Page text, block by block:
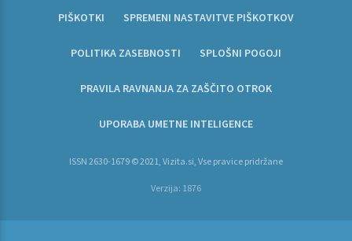
PIŠKOTKI SPREMENI NASTAVITVE PIŠKOTKOV
POLITIKA ZASEBNOSTI SPLOŠNI POGOJI
PRAVILA RAVNANJA ZA ZAŠČITO OTROK
UPORABA UMETNE INTELIGENCE
ISSN 2630-1679 © 2021, Vizita.si, Vse pravice pridržane
Verzija: 1876